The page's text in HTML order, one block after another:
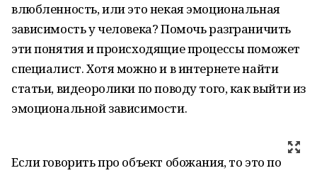
влюбленность, или это некая эмоциональная
зависимость у человека? Помочь разграничить
эти понятия и происходящие процессы поможет
специалист. Хотя можно и в интернете найти
статьи, видеоролики по поводу того, как выйти из
эмоциональной зависимости.
Если говорить про объект обожания, то это по